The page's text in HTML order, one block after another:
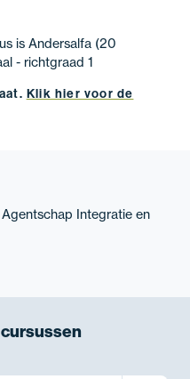
is Andersalfa (20
- richtgraad 1
Klik hier voor de
Integratie en
cursussen